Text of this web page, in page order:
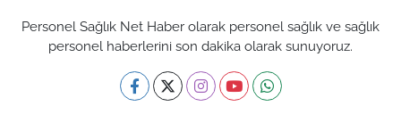
Personel Sağlık Net Haber olarak personel sağlık ve sağlık
personel haberlerini son dakika olarak sunuyoruz.